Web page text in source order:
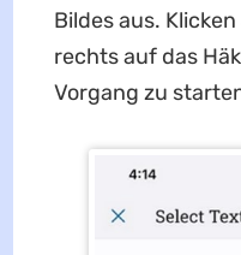
Bildes aus.
rechts auf das
Vorgang zu